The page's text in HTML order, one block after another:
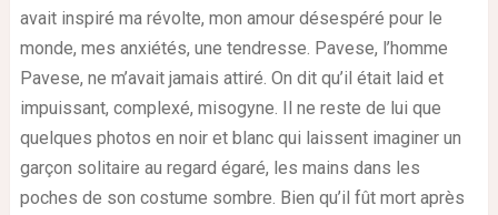
avait inspiré ma révolte, mon amour désespéré pour le
monde, mes anxiétés, une tendresse. Pavese, l’homme
Pavese, ne m’avait jamais attiré. On dit qu’il était laid et
impuissant, complexé, misogyne. Il ne reste de lui que
quelques photos en noir et blanc qui laissent imaginer un
garçon solitaire au regard égaré, les mains dans les
poches de son costume sombre. Bien qu’il fût mort après